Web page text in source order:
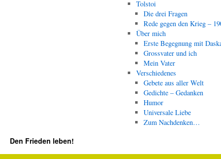
Tolstoi
Die drei Fragen
Rede gegen den Krieg –
Über mich
Erste Begegnung mit
Grossvater und ich
Mein Vater
Verschiedenes
Gebete aus aller Welt
Gedichte – Gedanken
Humor
Universale Liebe
Zum Nachdenken…
Den Frieden leben!